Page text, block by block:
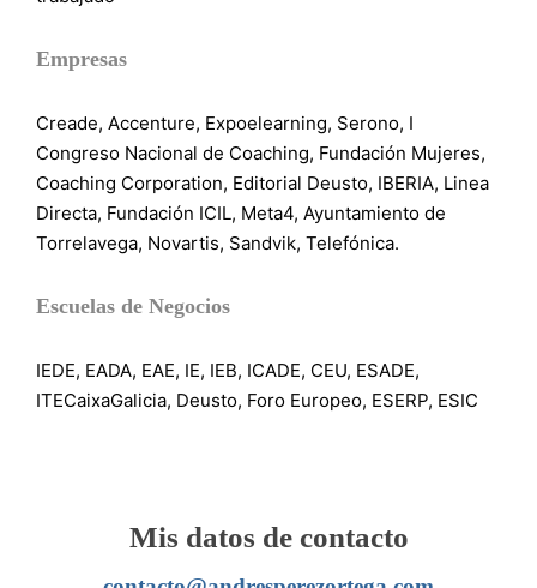
Empresas
Creade, Accenture, Expoelearning, Serono, I
Congreso Nacional de Coaching, Fundación Mujeres,
Coaching Corporation, Editorial Deusto, IBERIA, Linea
Directa, Fundación ICIL, Meta4, Ayuntamiento de
Torrelavega, Novartis, Sandvik, Telefónica.
Escuelas de Negocios
IEDE, EADA, EAE, IE, IEB, ICADE, CEU, ESADE,
ITECaixaGalicia, Deusto, Foro Europeo, ESERP, ESIC
Mis datos de contacto